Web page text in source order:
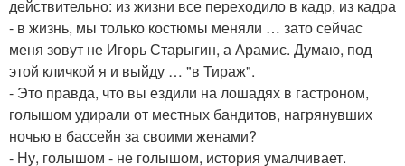
действительно: из жизни все переходило в кадр, из кадра
- в жизнь, мы только костюмы меняли … зато сейчас
меня зовут не Игорь Старыгин, а Арамис. Думаю, под
этой кличкой я и выйду … "в Тираж".
- Это правда, что вы ездили на лошадях в гастроном,
голышом удирали от местных бандитов, нагрянувших
ночью в бассейн за своими женами?
- Ну, голышом - не голышом, история умалчивает.